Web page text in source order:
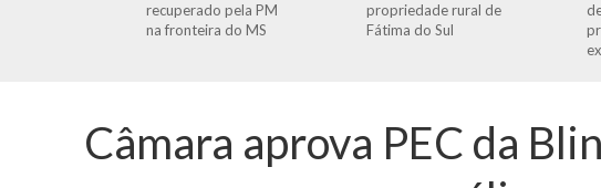
recuperado pela PM
na fronteira do MS
propriedade rural de
Fátima do Sul
Câmara aprova PEC da